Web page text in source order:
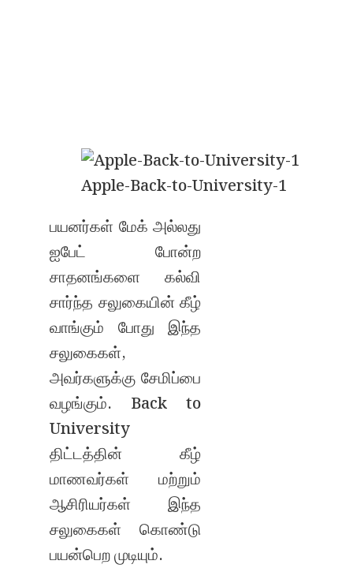
Apple-Back-to-University-1
பயனர்கள் மேக் அல்லது
ஐபேட் போன்ற
சாதனங்களை கல்வி
சார்ந்த சலுகையின் கீழ்
வாங்கும் போது இந்த
சலுகைகள்,
அவர்களுக்கு சேமிப்பை
வழங்கும். Back to
University
திட்டத்தின் கீழ்
மாணவர்கள் மற்றும்
ஆசிரியர்கள் இந்த
சலுகைகள் கொண்டு
பயன்பெற முடியும்.